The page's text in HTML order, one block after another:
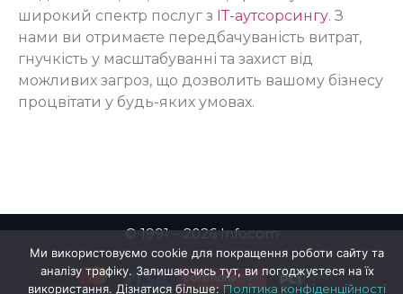
широкий спектр послуг з ІТ-аутсорсингу. З
нами ви отримаєте передбачуваність витрат,
гнучкість у масштабуванні та захист від
можливих загроз, що дозволить вашому бізнесу
процвітати у будь-яких умовах.
© 1991 – 2026 Infocom
Ми використовуємо cookie для покращення роботи сайту та
аналізу трафіку. Залишаючись тут, ви погоджуєтеся на їх
використання. Дізнатися більше: Політика конфіденційності